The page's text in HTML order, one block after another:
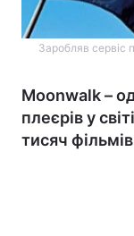
Заробляв сервіс
Moonwalk –
плеєрів у
тисяч